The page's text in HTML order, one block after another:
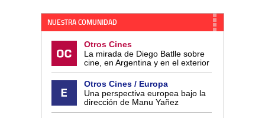
NUESTRA COMUNIDAD
Otros Cines
La mirada de Diego Batlle sobre
cine, en Argentina y en el exterior
Otros Cines / Europa
Una perspectiva europea bajo la
dirección de Manu Yañez